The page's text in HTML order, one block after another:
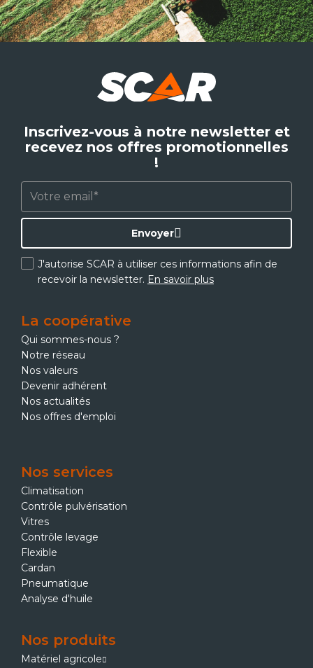
Inscrivez-vous à notre newsletter et
recevez nos offres promotionnelles
!
J'autorise SCAR à utiliser ces informations afin de
recevoir la newsletter. En savoir plus
Envoyer
La coopérative
Qui sommes-nous ?
Notre réseau
Nos valeurs
Devenir adhérent
Nos actualités
Nos offres d'emploi
Nos services
Climatisation
Contrôle pulvérisation
Vitres
Contrôle levage
Flexible
Cardan
Pneumatique
Analyse d'huile
Nos produits
Matériel agricole